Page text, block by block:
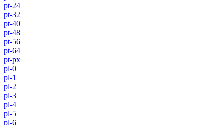
pt-24
pt-32
pt-40
pt-48
pt-56
pt-64
pt-px
pl-0
pl-1
pl-2
pl-3
pl-4
pl-5
pl-6